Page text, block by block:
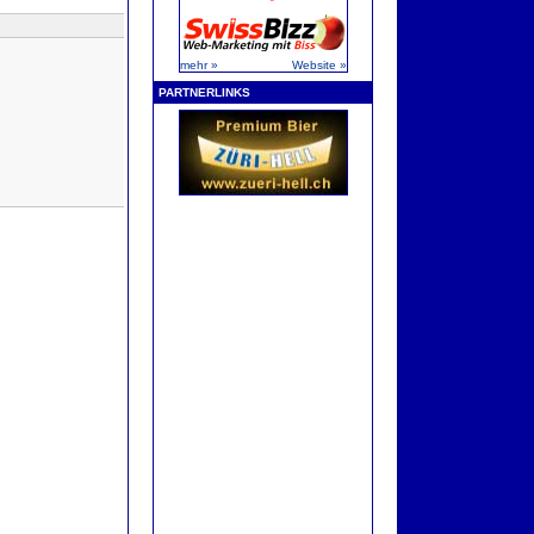
mehr » Website »
PARTNERLINKS